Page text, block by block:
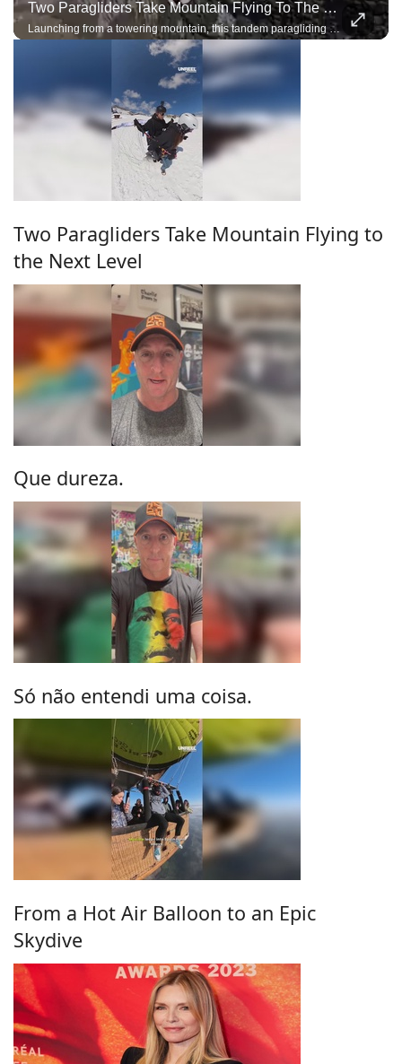
Two Paragliders Take Mountain Flying To The Next Level
Launching from a towering mountain, this tandem paragliding team performs breathtaking acro maneuvers under a single wing, demonstrating incredible trust, precision, and control.
Two Paragliders Take Mountain Flying to
the Next Level
Que dureza.
Só não entendi uma coisa.
From a Hot Air Balloon to an Epic
Skydive